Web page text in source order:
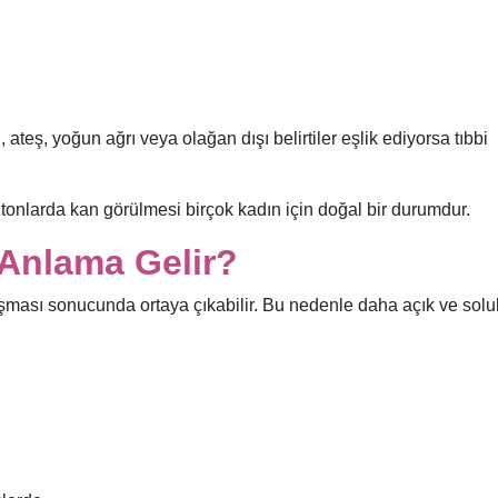
yoğun ağrı veya olağan dışı belirtiler eşlik ediyorsa tıbbi
kan görülmesi birçok kadın için doğal bir durumdur.
Gelir?
sonucunda ortaya çıkabilir. Bu nedenle daha açık ve